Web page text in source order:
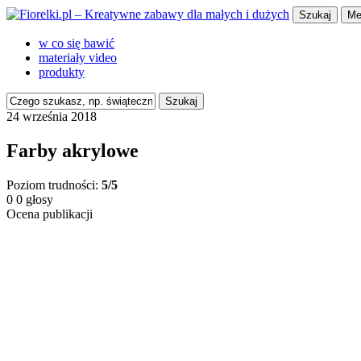
Szukaj
w co się bawić
materiały video
produkty
Szukaj
24 września 2018
Farby akrylowe
Poziom trudności: 5/5
0 0 głosy
Ocena publikacji